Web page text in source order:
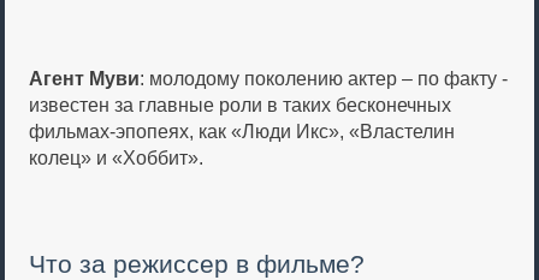
Агент Муви: молодому поколению актер – по факту -
известен за главные роли в таких бесконечных
фильмах-эпопеях, как «Люди Икс», «Властелин
колец» и «Хоббит».
Что за режиссер в фильме?